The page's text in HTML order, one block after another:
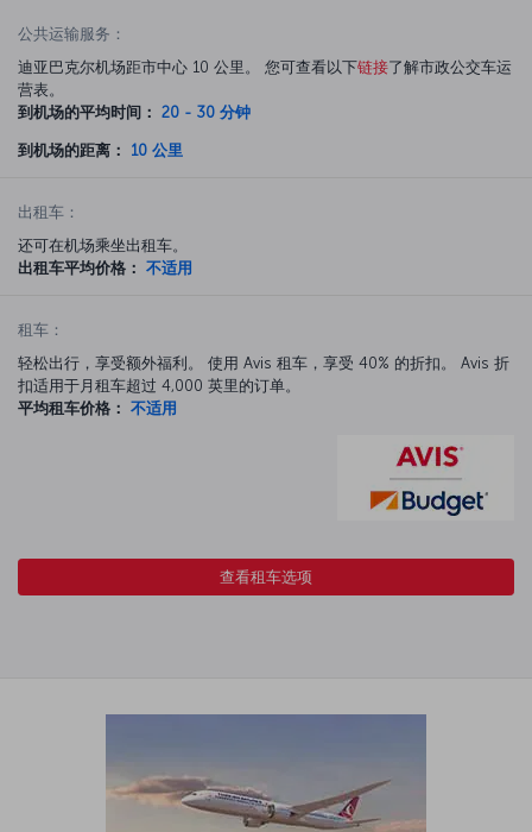
公共运输服务：
迪亚巴克尔机场距市中心 10 公里。 您可查看以下链接了解市政公交车运
营表。
到机场的平均时间： 20 - 30 分钟
到机场的距离： 10 公里
出租车：
还可在机场乘坐出租车。
出租车平均价格： 不适用
租车：
轻松出行，享受额外福利。 使用 Avis 租车，享受 40% 的折扣。 Avis 折
扣适用于月租车超过 4,000 英里的订单。
平均租车价格： 不适用
查看租车选项